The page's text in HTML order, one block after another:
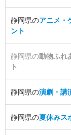
静岡県のアニメ・
ント
静岡県の動物ふれ
ト
静岡県の演劇・講
静岡県の夏休みス